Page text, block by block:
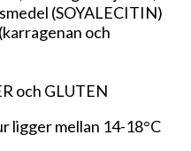
(SOYALECITIN)
och
och GLUTEN
ligger mellan 14-18°C